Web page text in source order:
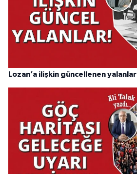
Lozan’a ilişkin güncellenen yalanlar